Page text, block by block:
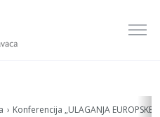
Konferencija „ULAGANJA EUROPSKE